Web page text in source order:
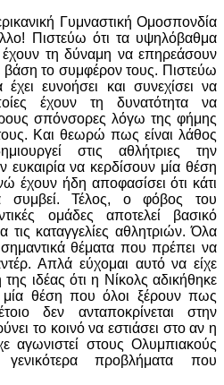
Γυμναστική Ομοσπονδία
Πιστεύω ότι τα υψηλόβαθμα
έχουν τη δύναμη να επηρεάσουν
βάση το συμφέρον τους. Πιστεύω
ευνοήσει και συνεχίσει να
έχουν τη δυνατότητα να
σπόνσορες λόγω της φήμης
Και θεωρώ πως είναι λάθος
στις αθλήτριες την
ευκαιρία να κερδίσουν μία θέση
έχουν ήδη αποφασίσει ότι κάτι
συμβεί. Τέλος, ο φόβος του
ομάδες αποτελεί βασικό
τις καταγγελίες αθλητριών. Όλα
θέματα που πρέπει να
Απλά εύχομαι αυτό να είχε
ιδέας ότι η Νίκολς αδικήθηκε
μία θέση που όλοι ξέρουν πως
δεν ανταποκρίνεται στην
το κοινό να εστιάσει στο αν η
αγωνιστεί στους Ολυμπιακούς
προβλήματα που